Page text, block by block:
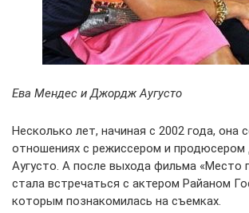
Ева Мендес и Джордж Аугусто
Несколько лет, начиная с 2002 года, она
отношениях с режиссером и
Аугусто. А после выхода фильма «Место
стала встречаться с актером Райаном
которым познакомилась на съемках.